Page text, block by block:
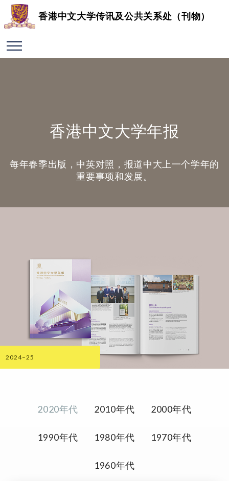
香港中文大学传讯及公共关系处（刊物）
香港中文大学年报
每年春季出版，中英对照，报道中大上一个学年的
重要事项和发展。
2024–25
2020年代 2010年代 2000年代
1990年代 1980年代 1970年代
1960年代